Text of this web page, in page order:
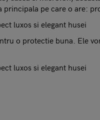
pe care o are:
luxos si elegant husei
o protectie buna. Ele
luxos si elegant husei